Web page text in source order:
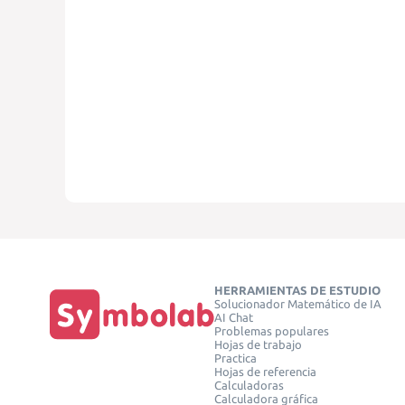
HERRAMIENTAS DE ESTUDIO
Solucionador Matemático de IA
AI Chat
Problemas populares
Hojas de trabajo
Practica
Hojas de referencia
Calculadoras
Calculadora gráfica